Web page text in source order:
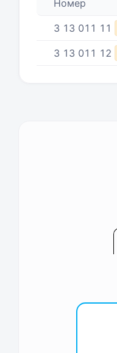
Номер
3 13 011 11
3 13 011 12